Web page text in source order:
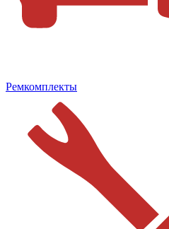
Ремкомплекты